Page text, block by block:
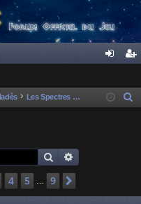
ne cri
Les Spectres d'Hadès
Rechercher
4 5 9